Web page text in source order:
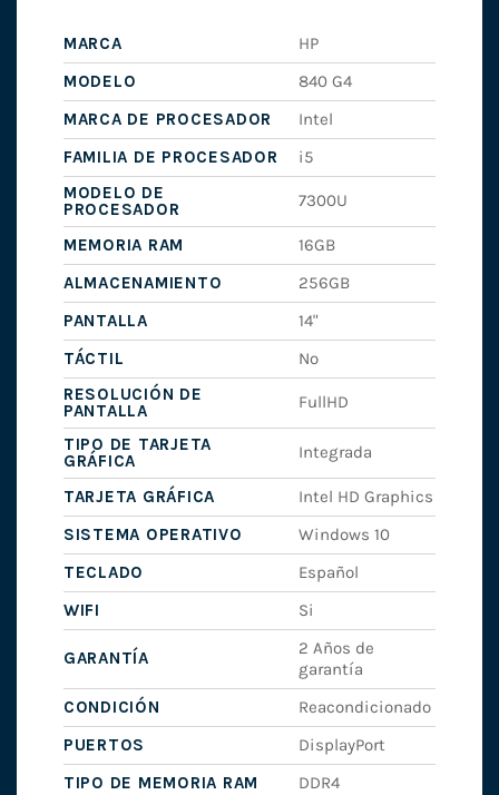
MARCA
HP
MODELO
840 G4
MARCA DE PROCESADOR
Intel
FAMILIA DE PROCESADOR
i5
MODELO DE
PROCESADOR
7300U
MEMORIA RAM
16GB
ALMACENAMIENTO
256GB
PANTALLA
14"
TÁCTIL
No
RESOLUCIÓN DE
PANTALLA
FullHD
TIPO DE TARJETA
GRÁFICA
Integrada
TARJETA GRÁFICA
Intel HD Graphics
SISTEMA OPERATIVO
Windows 10
TECLADO
Español
WIFI
Si
GARANTÍA
2 Años de
garantía
CONDICIÓN
Reacondicionado
PUERTOS
DisplayPort
TIPO DE MEMORIA RAM
DDR4